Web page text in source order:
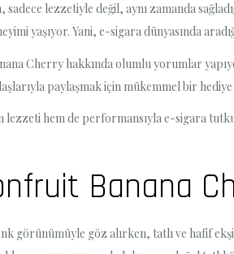
lezzetiyle değil, aynı zamanda
yaşıyor. Yani, e-sigara dünyasında
Cherry hakkında olumlu yorumlar
paylaşmak için mükemmel bir
hem de performansıyla e-sigara
Banana
görünümüyle göz alırken, tatlı ve hafif